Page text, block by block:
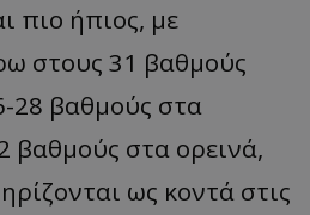
πιο ήπιος, με
στους 31 βαθμούς
28 βαθμούς στα
βαθμούς στα ορεινά,
ως κοντά στις